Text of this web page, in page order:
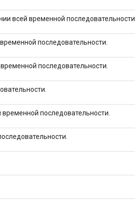
всей временной последовательности.
последовательности.
последовательности.
последовательности.